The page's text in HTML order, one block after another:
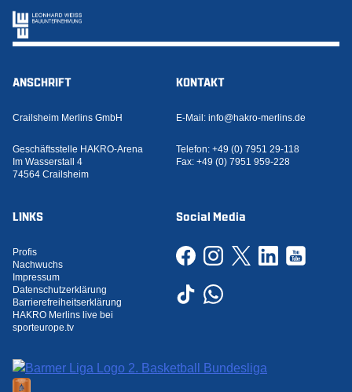
ANSCHRIFT
Crailsheim Merlins GmbH
Geschäftsstelle HAKRO-Arena
Im Wasserstall 4
74564 Crailsheim
KONTAKT
E-Mail: info@hakro-merlins.de
Telefon: +49 (0) 7951 29-118
Fax: +49 (0) 7951 959-228
LINKS
Profis
Nachwuchs
Impressum
Datenschutzerklärung
Barrierefreiheitserklärung
HAKRO Merlins live bei
sporteurope.tv
Social Media